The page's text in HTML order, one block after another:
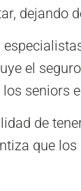
dejando
el
seniors
de
que